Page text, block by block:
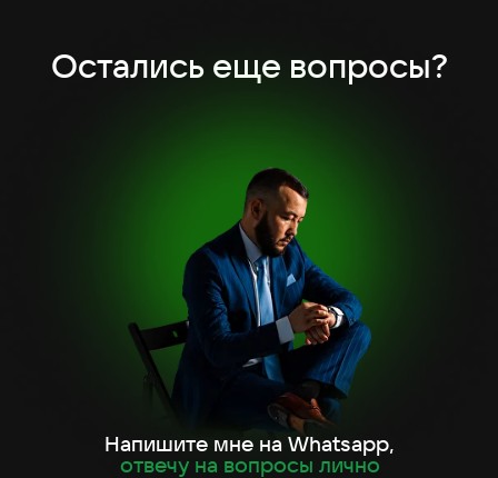
Остались еще вопросы?
Напишите мне на Whatsapp,
отвечу на вопросы лично